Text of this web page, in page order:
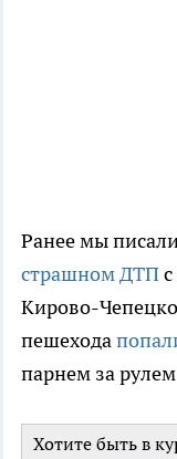
Ранее мы
страшном ДТП
Кирово-
пешехода
парнем за
Хотите быть в